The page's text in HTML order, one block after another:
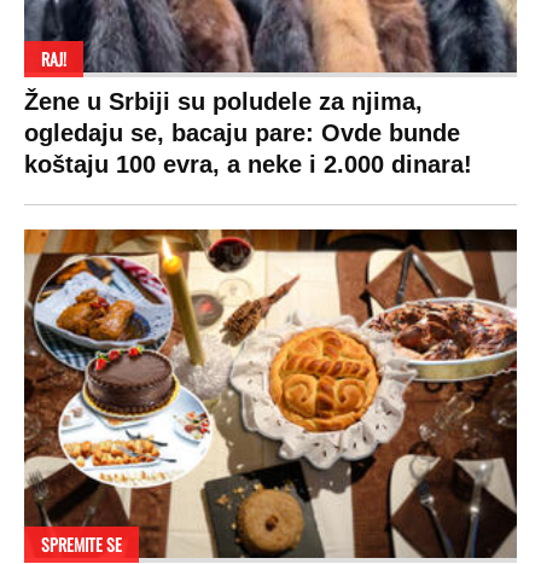
RAJ!
Žene u Srbiji su poludele za njima,
ogledaju se, bacaju pare: Ovde bunde
koštaju 100 evra, a neke i 2.000 dinara!
SPREMITE SE